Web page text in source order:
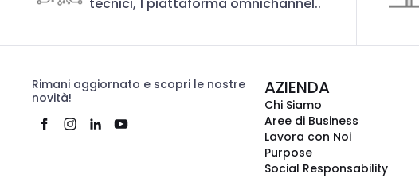
Rimani aggiornato e scopri le nostre
novità!
AZIENDA
Chi Siamo
Aree di Business
Lavora con Noi
Purpose
Social Responsability